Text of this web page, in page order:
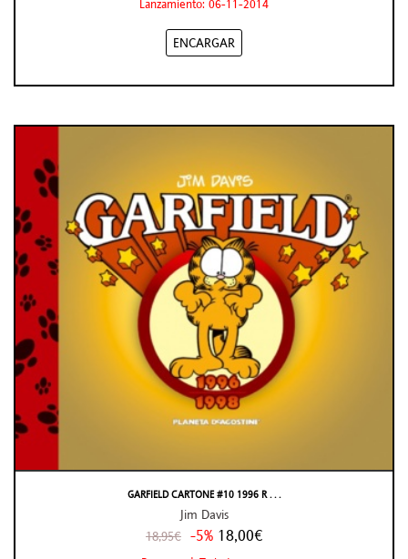
Lanzamiento: 06-11-2014
ENCARGAR
GARFIELD CARTONE #10 1996 R . . .
Jim Davis
18,95€ -5% 18,00€